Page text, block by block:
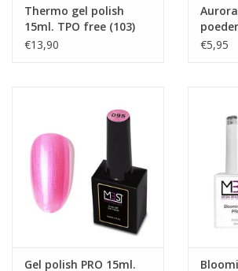
aanpassing heeft 5 niveaus in zowel
neutraal-warm) als lichtintensiteit. Het kan
ingesteld, waardoor je geweldige
instellen op basis van de helderheid van de
Modern ontwerp en functionaliteit
De eenvoudige vorm van de driepoot in een
kap en het matte oppervlak geven de lamp
uitstraling en zorgen ervoor dat de lamp in
past. De vise-vormige handgreep, met een
mogelijk en past op de meeste tafelbladen.
Thermo gel polish
15ml. TPO free (103)
€13,90
€5,95
Gel polish PRO 15ml.